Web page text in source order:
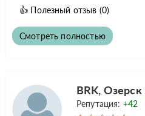
👍 Полезный отзыв (0)
Смотреть полностью
BRK, Озерск
Репутация: +42